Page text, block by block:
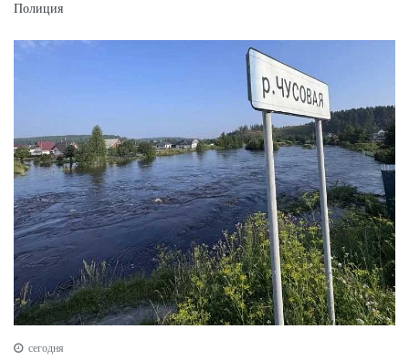
Полиция
сегодня